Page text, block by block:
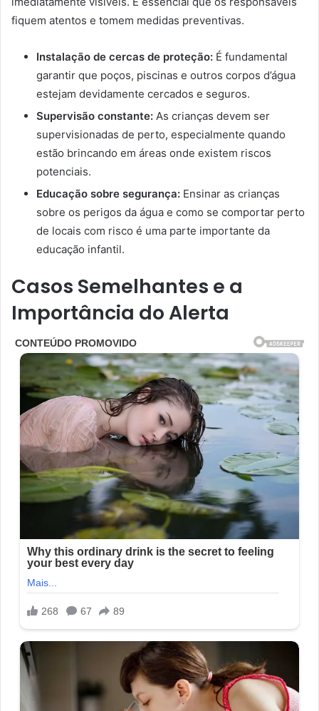
fiquem atentos e tomem medidas preventivas.
Instalação de cercas de proteção: É fundamental
garantir que poços, piscinas e outros corpos d’água
estejam devidamente cercados e seguros.
Supervisão constante: As crianças devem ser
supervisionadas de perto, especialmente quando
estão brincando em áreas onde existem riscos
potenciais.
Educação sobre segurança: Ensinar as crianças
sobre os perigos da água e como se comportar perto
de locais com risco é uma parte importante da
educação infantil.
Casos Semelhantes e a
Importância do Alerta